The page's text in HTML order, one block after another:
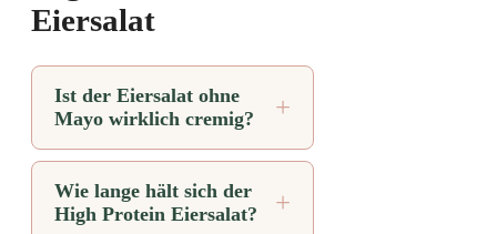
Eiersalat
Ist der Eiersalat ohne
Mayo wirklich cremig?
Wie lange hält sich der
High Protein Eiersalat?